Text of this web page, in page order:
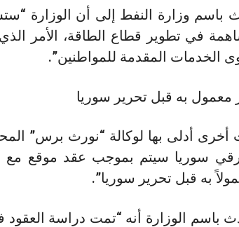
باسم وزارة النفط إلى أن الوزارة
في تطوير قطاع الطاقة، الأمر
الخدمات المقدمة للمواطنين”.
معمول به قبل تحرير سوريا
أدلى بها لوكالة “نورث برس”
سوريا سيتم بموجب عقد موقع مع
به قبل تحرير سوريا”.
باسم الوزارة أنه “تمت دراسة